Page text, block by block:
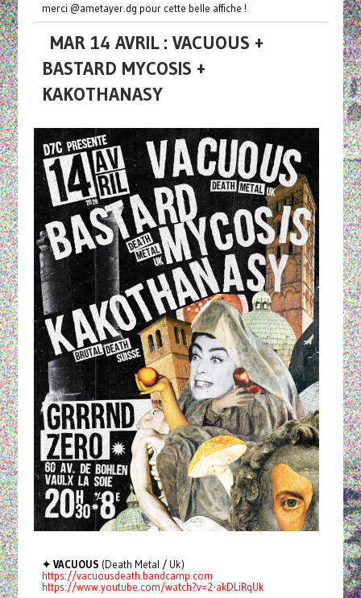
merci @ametayer.dg pour cette belle affiche !
MAR 14 AVRIL : VACUOUS +
BASTARD MYCOSIS +
KAKOTHANASY
✦ VACUOUS (Death Metal / Uk)
https://vacuousdeath.bandcamp.com
https://www.youtube.com/watch?v=2-akDLiRqUk